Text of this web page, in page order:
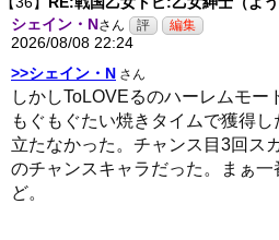
シェイン・Nさん
2026/08/08 22:24
>>シェイン・N さん
しかしToLOVEるのハーレムモー
もぐもぐたい焼きタイムで獲得
立たなかった。チャンス目3回ス
のチャンスキャラだった。まぁ
ど。